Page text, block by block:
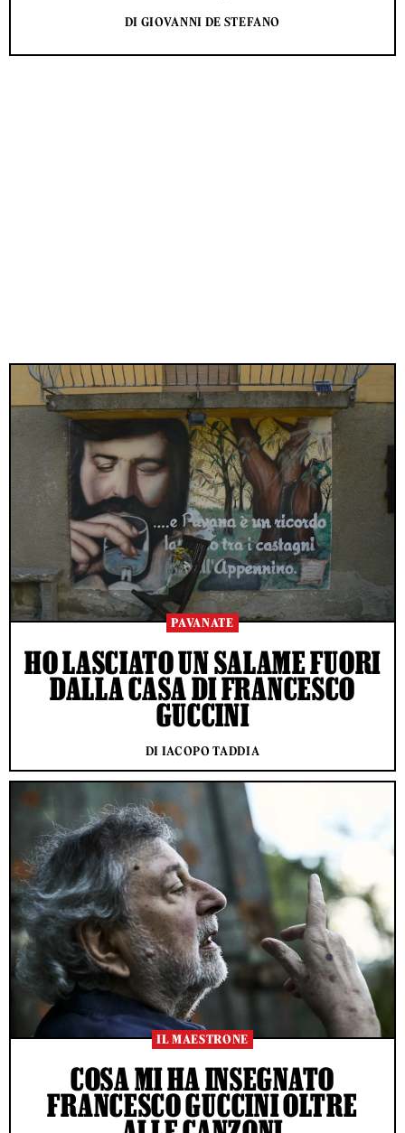
DI GIOVANNI DE STEFANO
PAVANATE
HO LASCIATO UN SALAME FUORI
DALLA CASA DI FRANCESCO
GUCCINI
DI IACOPO TADDIA
IL MAESTRONE
COSA MI HA INSEGNATO
FRANCESCO GUCCINI OLTRE